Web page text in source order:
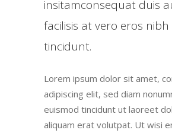
insitamconsequat duis
facilisis at vero eros
tincidunt.
Lorem ipsum dolor sit amet,
adipiscing elit, sed diam
euismod tincidunt ut laoreet
aliquam erat volutpat. Ut wisi